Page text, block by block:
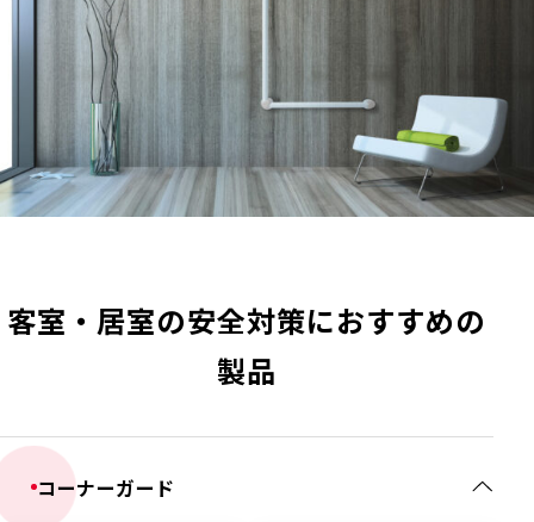
客室・居室の安全対策におすすめの
製品
コーナーガード